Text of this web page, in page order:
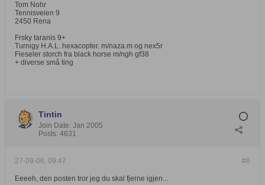
Tom Nohr
Tennisveien 9
2450 Rena
Frsky taranis 9+
Turnigy H.A.L. hexacopter. m/naza.m og nex5r
Fieseler storch fra black horse m/ngh gf38
+ diverse små ting
Tintin
Join Date: Jan 2005
Posts: 4631
#6
27-09-06, 09:47
Eeeeh, den posten tror jeg du skal fjerne igjen...